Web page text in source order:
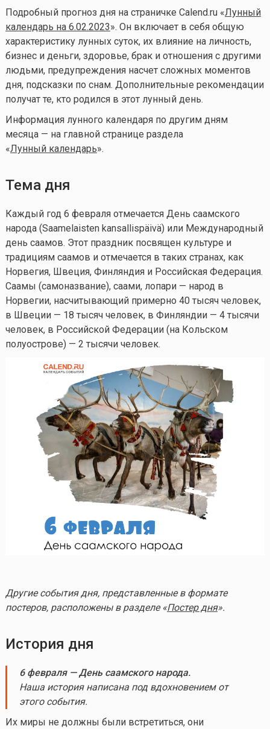
Подробный прогноз дня на страничке Calend.ru «Лунный
календарь на 6.02.2023». Он включает в себя общую
характеристику лунных суток, их влияние на личность,
бизнес и деньги, здоровье, брак и отношения с другими
людьми, предупреждения насчет сложных моментов
дня, подсказки по снам. Дополнительные рекомендации
получат те, кто родился в этот лунный день.
Информация лунного календаря по другим дням
месяца — на главной странице раздела
«Лунный календарь».
Тема дня
Каждый год 6 февраля отмечается День саамского
народа (Saamelaisten kansallispäivä) или Международный
день саамов. Этот праздник посвящен культуре и
традициям саамов и отмечается в таких странах, как
Норвегия, Швеция, Финляндия и Российская Федерация.
Саамы (самоназвание), саами, лопари — народ в
Норвегии, насчитывающий примерно 40 тысяч человек,
в Швеции — 18 тысяч человек, в Финляндии — 4 тысячи
человек, в Российской Федерации (на Кольском
полуострове) — 2 тысячи человек.
Другие события дня, представленные в формате
постеров, расположены в разделе «Постер дня».
История дня
6 февраля — День саамского народа.
Наша история написана под вдохновением от
этого события.
Их миры не должны были встретиться, они